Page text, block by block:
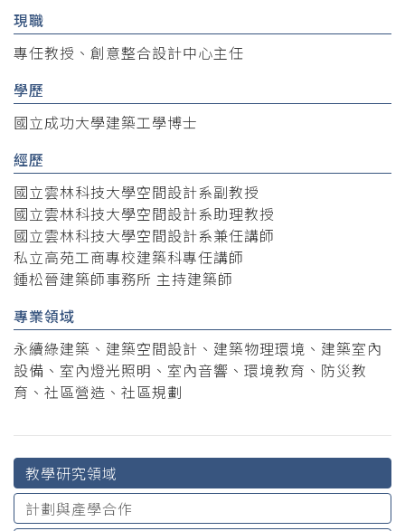
現職
專任教授、創意整合設計中心主任
學歷
國立成功大學建築工學博士
經歷
國立雲林科技大學空間設計系副教授
國立雲林科技大學空間設計系助理教授
國立雲林科技大學空間設計系兼任講師
私立高苑工商專校建築科專任講師
鍾松晉建築師事務所 主持建築師
專業領域
永續綠建築、建築空間設計、建築物理環境、建築室內
設備、室內燈光照明、室內音響、環境教育、防災教
育、社區營造、社區規劃
教學研究領域
計劃與產學合作